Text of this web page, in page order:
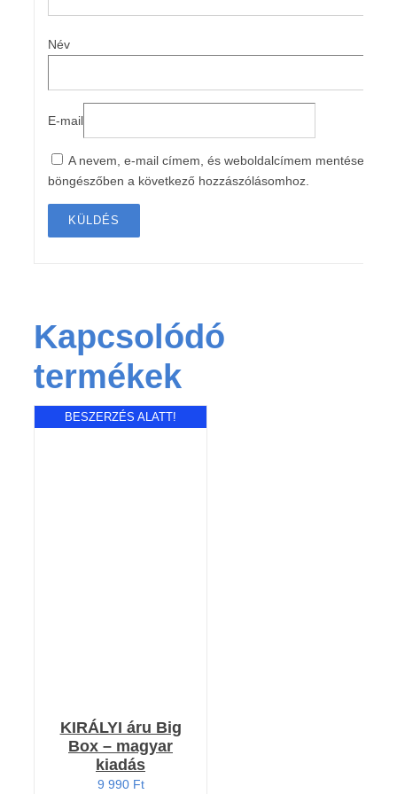
Név
E-mail
A nevem, e-mail címem, és weboldalcímem mentése a
böngészőben a következő hozzászólásomhoz.
Kapcsolódó
termékek
BESZERZÉS ALATT!
KIRÁLYI áru Big
Box – magyar
kiadás
9 990 Ft